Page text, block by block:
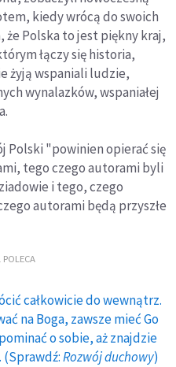
kiedy wrócą do swoich
Polska to jest piękny kraj,
łączy się historia,
żyją wspaniali ludzie,
wynalazków, wspaniałej
Polski "powinien opierać się
tego czego autorami byli
i tego, czego
autorami będą przyszłe
POLECA
całkowicie do wewnątrz.
na Boga, zawsze mieć Go
o sobie, aż znajdzie
(Sprawdź:Rozwój duchowy)